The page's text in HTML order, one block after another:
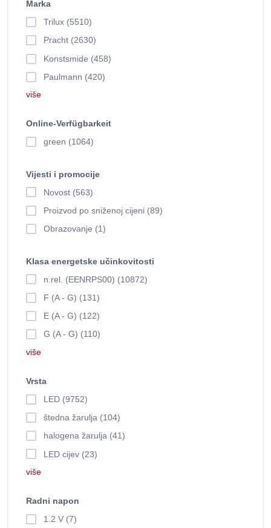
Marka
Trilux (5510)
Pracht (2630)
Konstsmide (458)
Paulmann (420)
više
Online-Verfügbarkeit
green (1064)
Vijesti i promocije
Novost (563)
Proizvod po sniženoj cijeni (89)
Obrazovanje (1)
Klasa energetske učinkovitosti
n.rel. (EENRPS00) (10872)
F (A - G) (131)
E (A - G) (122)
G (A - G) (110)
više
Vrsta
LED (9752)
štedna žarulja (104)
halogena žarulja (41)
LED cijev (23)
više
Radni napon
1.2 V (7)